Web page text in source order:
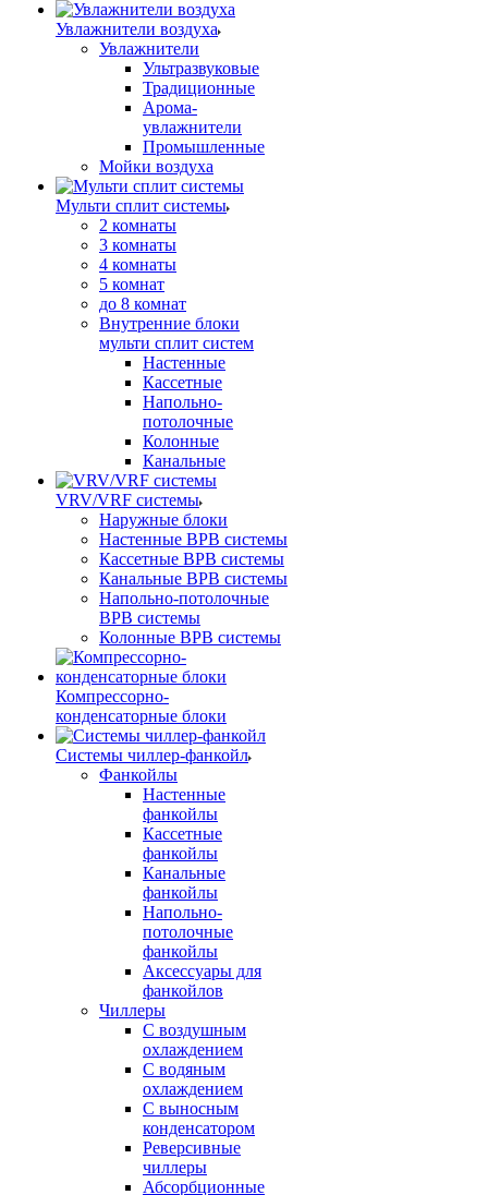
Увлажнители воздуха
Увлажнители
Ультразвуковые
Традиционные
Арома-
увлажнители
Промышленные
Мойки воздуха
Мульти сплит системы
2 комнаты
3 комнаты
4 комнаты
5 комнат
до 8 комнат
Внутренние блоки
мульти сплит систем
Настенные
Кассетные
Напольно-
потолочные
Колонные
Канальные
VRV/VRF системы
Наружные блоки
Настенные ВРВ системы
Кассетные ВРВ системы
Канальные ВРВ системы
Напольно-потолочные
ВРВ системы
Колонные ВРВ системы
Компрессорно-
конденсаторные блоки
Системы чиллер-фанкойл
Фанкойлы
Настенные
фанкойлы
Кассетные
фанкойлы
Канальные
фанкойлы
Напольно-
потолочные
фанкойлы
Аксессуары для
фанкойлов
Чиллеры
С воздушным
охлаждением
С водяным
охлаждением
С выносным
конденсатором
Реверсивные
чиллеры
Абсорбционные